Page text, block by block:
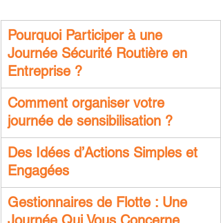
Pourquoi Participer à une
Journée Sécurité Routière en
Entreprise ?
Comment organiser votre
journée de sensibilisation ?
Des Idées d’Actions Simples et
Engagées
Gestionnaires de Flotte : Une